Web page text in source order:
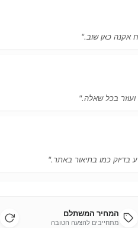
אקנה כאן שוב."
בכל שאלה."
בדיוק כמו בתיאור באתר."
המחיר המשתלם
מתחייבים להצעה הטובה